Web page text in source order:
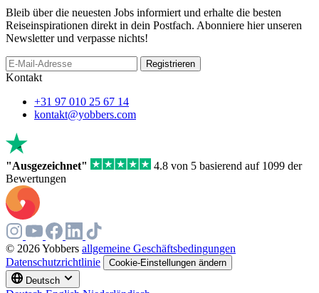
Bleib über die neuesten Jobs informiert und erhalte die besten
Reiseinspirationen direkt in dein Postfach. Abonniere hier unseren
Newsletter und verpasse nichts!
If
you
human,
this
field
Registrieren
Kontakt
+31 97 010 25 67 14
kontakt@yobbers.com
"Ausgezeichnet"
4.8 von 5 basierend auf 1099 der
Bewertungen
© 2026 Yobbers allgemeine Geschäftsbedingungen
Datenschutzrichtlinie
Cookie-Einstellungen ändern
Deutsch